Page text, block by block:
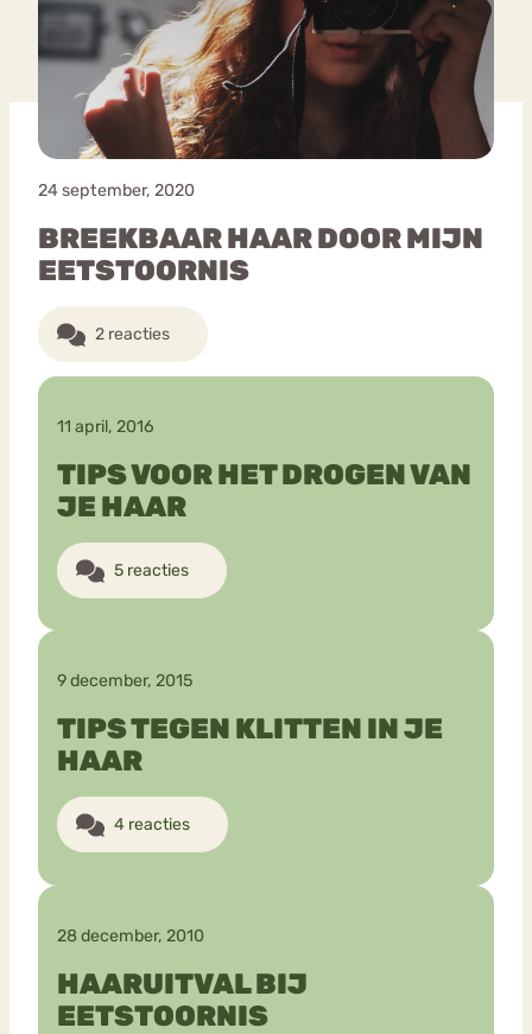
24 september, 2020
BREEKBAAR HAAR DOOR MIJN
EETSTOORNIS
2 reacties
11 april, 2016
TIPS VOOR HET DROGEN VAN
JE HAAR
5 reacties
9 december, 2015
TIPS TEGEN KLITTEN IN JE
HAAR
4 reacties
28 december, 2010
HAARUITVAL BIJ
EETSTOORNIS
Chat
Forum
Bouli
mia
Nerv
osa
Eetstoornis Anorexia Nervosa
Eetbuien
Orthorexia
Afvallen Angst